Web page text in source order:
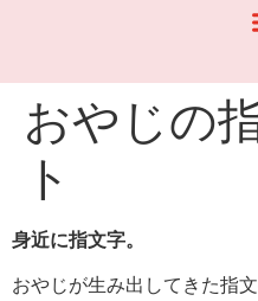
おやじの
ト
身近に指文字。
おやじが生み出してきた指